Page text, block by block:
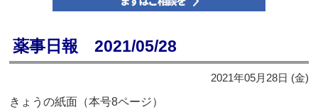
薬事日報 2021/05/28
2021年05月28日 (金)
きょうの紙面（本号8ページ）